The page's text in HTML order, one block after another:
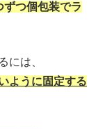
ずつ個包装でラ
には、
ように固定する